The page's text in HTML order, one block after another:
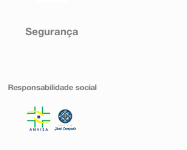
Segurança
Responsabilidade social